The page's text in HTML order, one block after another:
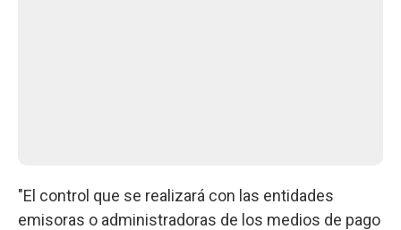
"El control que se realizará con las entidades
emisoras o administradoras de los medios de pago